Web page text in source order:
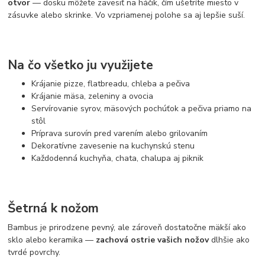
otvor — dosku môžete zavesiť na háčik, čím ušetríte miesto v
zásuvke alebo skrinke. Vo vzpriamenej polohe sa aj lepšie suší.
Na čo všetko ju využijete
Krájanie pizze, flatbreadu, chleba a pečiva
Krájanie mäsa, zeleniny a ovocia
Servírovanie syrov, mäsových pochúťok a pečiva priamo na
stôl
Príprava surovín pred varením alebo grilovaním
Dekoratívne zavesenie na kuchynskú stenu
Každodenná kuchyňa, chata, chalupa aj piknik
Šetrná k nožom
Bambus je prirodzene pevný, ale zároveň dostatočne mäkší ako
sklo alebo keramika — zachová ostrie vašich nožovdlhšie ako
tvrdé povrchy.